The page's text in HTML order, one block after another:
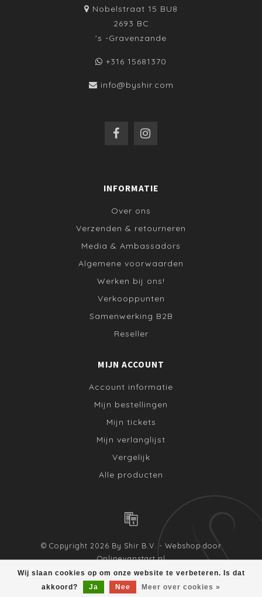
Wij slaan cookies op om onze website te verbeteren. Is dat
akkoord?
Ja Nee Meer over cookies »
Nobelstraat 15 BU8
2693 BC
's -Gravenzande
+316 15681370
info@byshir.com
INFORMATIE
Over ons
Verzenden & retourneren
Media & Ambassadors
Algemene voorwaarden
Werken bij ons!
Verkooppunten
Samenwerking B2B
Reseller
MIJN ACCOUNT
Account informatie
Mijn bestellingen
Mijn tickets
Mijn verlanglijst
Vergelijk
Alle producten
© Copyright 2026 By Shir B.V. - Webshop door
Onlinevanstart.nl